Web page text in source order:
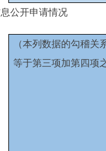
公开申请情况
（本列数据的勾稽关
等于第三项加第四项